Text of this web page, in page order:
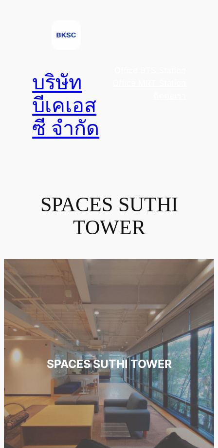
บริษัท
บีเคเอส
ซี จำกัด
SPACES SUTHI
TOWER
SPACES SUTHI TOWER